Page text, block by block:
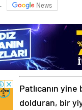
News
Patlıcanın
dolduran, bir